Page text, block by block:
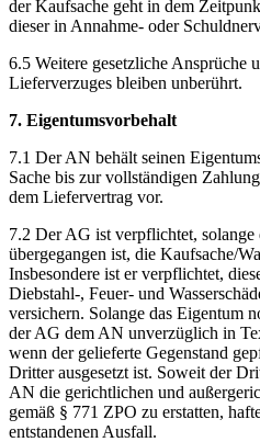
der Kaufsache geht in dem
dieser in Annahme- oder
6.5 Weitere gesetzliche Ansprüche
Lieferverzuges bleiben unberührt.
7. Eigentumsvorbehalt
7.1 Der AN behält seinen
Sache bis zur vollständigen
dem Liefervertrag vor.
7.2 Der AG ist verpflichtet,
übergegangen ist, die Kaufsache/
Insbesondere ist er verpflichtet,
Diebstahl-, Feuer- und
versichern. Solange das Eigentum
der AG dem AN unverzüglich in
wenn der gelieferte Gegenstand
Dritter ausgesetzt ist. Soweit der
AN die gerichtlichen und
gemäß § 771 ZPO zu erstatten,
entstandenen Ausfall.